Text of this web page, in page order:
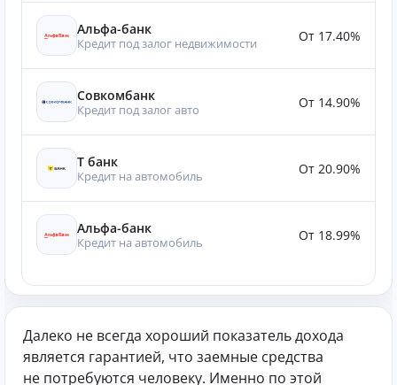
Альфа-банк
Кредит под залог недвижимости От 17.40%
Совкомбанк
Кредит под залог авто От 14.90%
Т банк
Кредит на автомобиль От 20.90%
Альфа-банк
Кредит на автомобиль От 18.99%
Далеко не всегда хороший показатель дохода
является гарантией, что заемные средства
не потребуются человеку. Именно по этой